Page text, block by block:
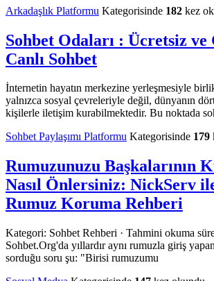
Arkadaşlık Platformu Kategorisinde 182 kez
Sohbet Odaları : Ücretsiz ve
Canlı Sohbet
İnternetin hayatın merkezine yerleşmesiyle
yalnızca sosyal çevreleriyle değil, dünyanın
kişilerle iletişim kurabilmektedir. Bu noktada
Sohbet Paylaşımı Platformu Kategorisinde 179
Rumuzunuzu Başkalarının
Nasıl Önlersiniz: NickServ
Rumuz Koruma Rehberi
Kategori: Sohbet Rehberi · Tahmini okuma
Sohbet.Org'da yıllardır aynı rumuzla giriş
sorduğu soru şu: "Birisi rumuzumu